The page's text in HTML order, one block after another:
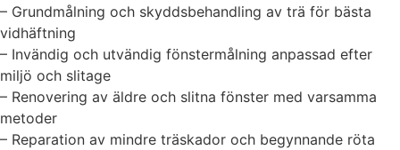
– Grundmålning och skyddsbehandling av trä för bästa
vidhäftning
– Invändig och utvändig fönstermålning anpassad efter
miljö och slitage
– Renovering av äldre och slitna fönster med varsamma
metoder
– Reparation av mindre träskador och begynnande röta